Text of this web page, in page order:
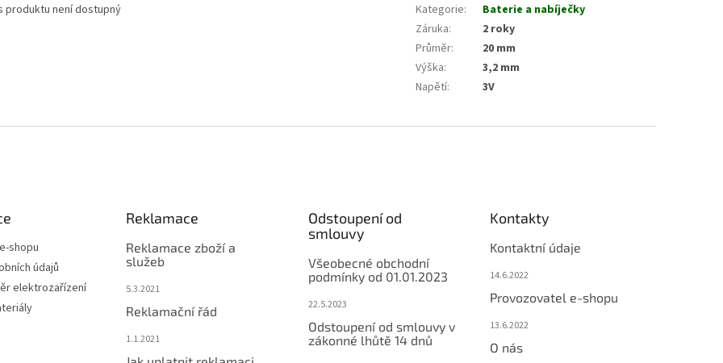
produktu není dostupný Kategorie:
Baterie a nabíječky
Záruka:
2 roky
Průměr:
20 mm
Výška:
3,2 mm
Napětí: 3V
shopu
údajů
elektrozařízení
Reklamace
Reklamace zboží a
služeb
5.3.2021
Reklamační řád
1.1.2021
Odstoupení od
smlouvy
Všeobecné obchodní
podmínky od 01.01.2023
22.5.2023
Odstoupení od smlouvy v
zákonné lhůtě 14 dnů
Kontakty
Kontaktní údaje
14.6.2022
Provozovatel e-shopu
13.6.2022
O nás